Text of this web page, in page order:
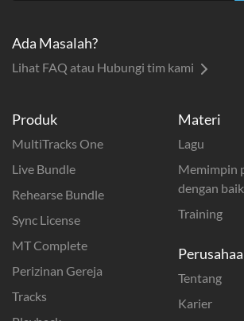
Produk
MultiTracks One
Live Bundle
Rehearse Bundle
Sync License
MT Complete
Perizinan Gereja
Tracks
Materi
Lagu
Memimpin
dengan baik
Training
Tentang
Karier
Ada Masalah?
Lihat FAQ atau Hubungi tim kami